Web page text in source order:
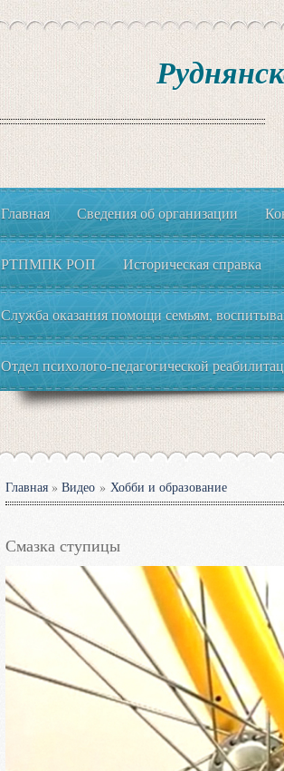
Главная Сведения об организации
РТПМПК РОП Историческая справка
Служба оказания помощи семьям,
Отдел психолого-педагогической
Главная » Видео » Хобби и образование
Смазка ступицы